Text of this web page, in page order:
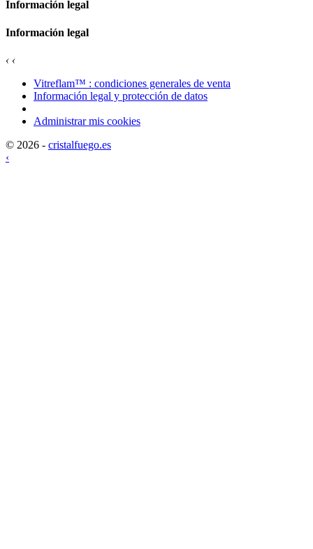
Información legal
Información legal
‹ ‹
Vitreflam™ : condiciones generales de venta
Información legal y protección de datos
Administrar mis cookies
© 2026 - cristalfuego.es
‹